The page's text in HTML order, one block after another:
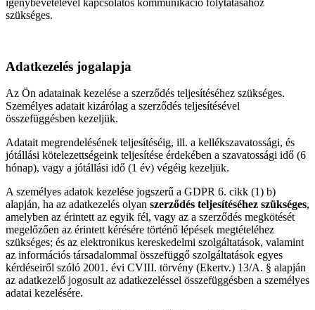
igénybevételével kapcsolatos kommunikáció folytatásához
szükséges.
Adatkezelés jogalapja
Az Ön adatainak kezelése a szerződés teljesítéséhez szükséges.
Személyes adatait kizárólag a szerződés teljesítésével
összefüggésben kezeljük.
Adatait megrendelésének teljesítéséig, ill. a kellékszavatossági, és
jótállási kötelezettségeink teljesítése érdekében a szavatossági idő (6
hónap), vagy a jótállási idő (1 év) végéig kezeljük.
A személyes adatok kezelése jogszerű a GDPR 6. cikk (1) b)
alapján, ha az adatkezelés olyan szerződés teljesítéséhez szükséges,
amelyben az érintett az egyik fél, vagy az a szerződés megkötését
megelőzően az érintett kérésére történő lépések megtételéhez
szükséges; és az elektronikus kereskedelmi szolgáltatások, valamint
az információs társadalommal összefüggő szolgáltatások egyes
kérdéseiről szóló 2001. évi CVIII. törvény (Ekertv.) 13/A. § alapján
az adatkezelő jogosult az adatkezeléssel összefüggésben a személyes
adatai kezelésére.